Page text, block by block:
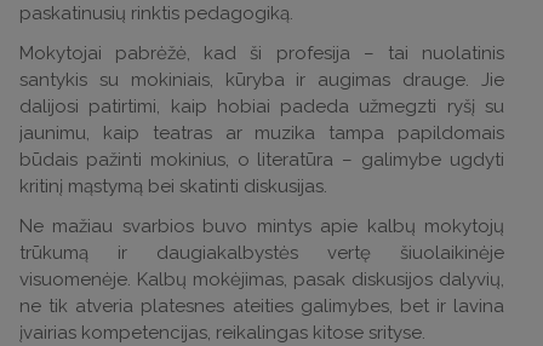
paskatinusių rinktis pedagogiką.
Mokytojai pabrėžė, kad ši profesija – tai nuolatinis
santykis su mokiniais, kūryba ir augimas drauge. Jie
dalijosi patirtimi, kaip hobiai padeda užmegzti ryšį su
jaunimu, kaip teatras ar muzika tampa papildomais
būdais pažinti mokinius, o literatūra – galimybe ugdyti
kritinį mąstymą bei skatinti diskusijas.
Ne mažiau svarbios buvo mintys apie kalbų mokytojų
trūkumą ir daugiakalbystės vertę šiuolaikinėje
visuomenėje. Kalbų mokėjimas, pasak diskusijos dalyvių,
ne tik atveria platesnes ateities galimybes, bet ir lavina
įvairias kompetencijas, reikalingas kitose srityse.